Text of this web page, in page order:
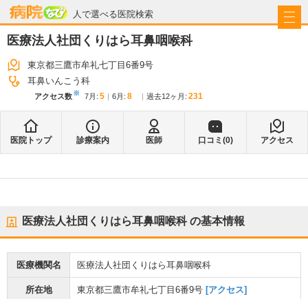
人で選べる医院検索
病院なび
医療法人社団くりはら耳鼻咽喉科
東京都三鷹市牟礼七丁目6番9号
耳鼻いんこう科
アクセス数※ 7月 : 5 6月 : 8 過去12ヶ月: 231
医院トップ 診療案内 医師 口コミ(0) アクセス
医療法人社団くりはら耳鼻咽喉科の基本情報
医療機関名 医療法人社団くりはら耳鼻咽喉科
所在地 東京都三鷹市牟礼七丁目6番9号 [アクセス]